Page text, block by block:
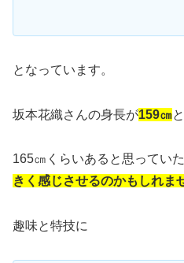
となっています。
坂本花織さんの身長が159㎝
165㎝くらいあると思っていた
きく感じさせるのかもしれま
趣味と特技に